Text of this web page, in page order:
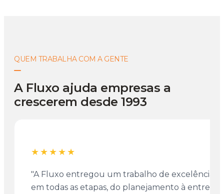
QUEM TRABALHA COM A GENTE
A Fluxo ajuda empresas a
crescerem desde 1993
★★★★★
"A Fluxo entregou um trabalho de excelência
em todas as etapas, do planejamento à entrega